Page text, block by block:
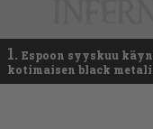
1. Espoon syyskuu
kotimaisen black